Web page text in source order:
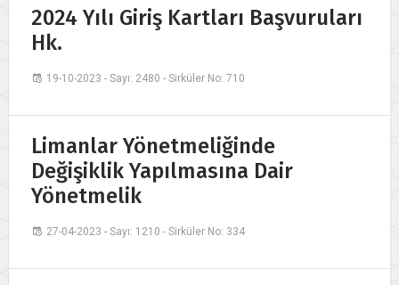
2024 Yılı Giriş Kartları Başvuruları
Hk.
19-10-2023 - Sayı: 2480 - Sirküler No: 710
Limanlar Yönetmeliğinde
Değişiklik Yapılmasına Dair
Yönetmelik
27-04-2023 - Sayı: 1210 - Sirküler No: 334